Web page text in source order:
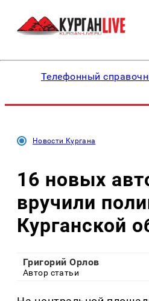
Телефонный
Новости Кургана
16 новых
вручили
Курганской
Григорий Орлов
Автор статьи